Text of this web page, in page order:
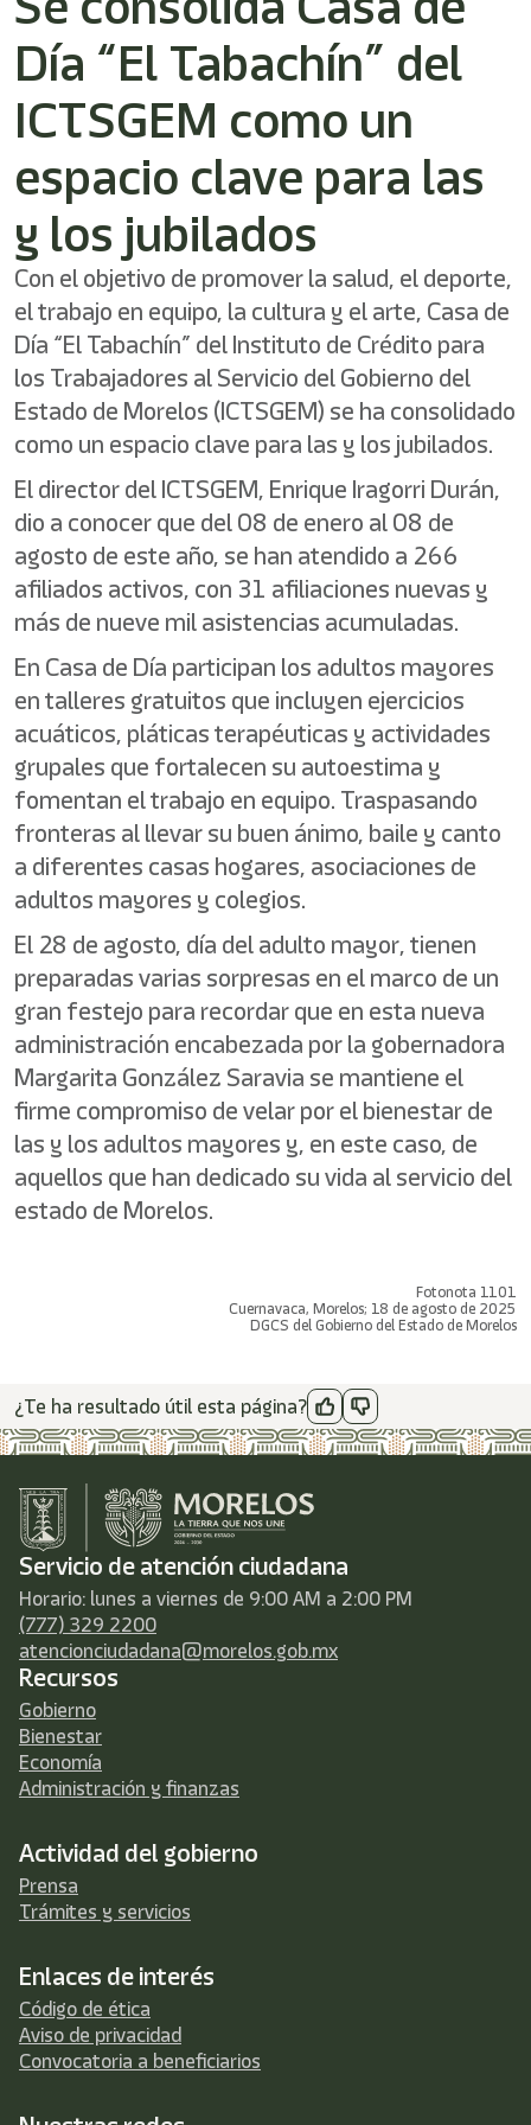
Día “El Tabachín” del
ICTSGEM como un
espacio clave para las
y los jubilados
Con el objetivo de promover la salud, el deporte,
el trabajo en equipo, la cultura y el arte, Casa de
Día “El Tabachín” del Instituto de Crédito para
los Trabajadores al Servicio del Gobierno del
Estado de Morelos (ICTSGEM) se ha consolidado
como un espacio clave para las y los jubilados.
El director del ICTSGEM, Enrique Iragorri Durán,
dio a conocer que del 08 de enero al 08 de
agosto de este año, se han atendido a 266
afiliados activos, con 31 afiliaciones nuevas y
más de nueve mil asistencias acumuladas.
En Casa de Día participan los adultos mayores
en talleres gratuitos que incluyen ejercicios
acuáticos, pláticas terapéuticas y actividades
grupales que fortalecen su autoestima y
fomentan el trabajo en equipo. Traspasando
fronteras al llevar su buen ánimo, baile y canto
a diferentes casas hogares, asociaciones de
adultos mayores y colegios.
El 28 de agosto, día del adulto mayor, tienen
preparadas varias sorpresas en el marco de un
gran festejo para recordar que en esta nueva
administración encabezada por la gobernadora
Margarita González Saravia se mantiene el
firme compromiso de velar por el bienestar de
las y los adultos mayores y, en este caso, de
aquellos que han dedicado su vida al servicio del
estado de Morelos.
Fotonota 1101
Cuernavaca, Morelos; 18 de agosto de 2025
DGCS del Gobierno del Estado de Morelos
¿Te ha resultado útil esta página?
Servicio de atención ciudadana
Horario: lunes a viernes de 9:00 AM a 2:00 PM
(777) 329 2200
atencionciudadana@morelos.gob.mx
Recursos
Gobierno
Bienestar
Economía
Administración y finanzas
Actividad del gobierno
Prensa
Trámites y servicios
Enlaces de interés
Código de ética
Aviso de privacidad
Convocatoria a beneficiarios